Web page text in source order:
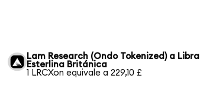
Lam Research (Ondo Tokenized) a Libra
Esterlina Británica
1 LRCXon equivale a 229,10 £